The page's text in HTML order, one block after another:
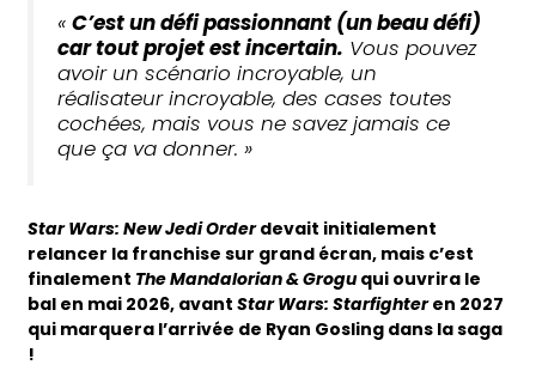
«C’est un défi passionnant (un beau défi)
car tout projet est incertain. Vous pouvez
avoir un scénario incroyable, un
réalisateur incroyable, des cases toutes
cochées, mais vous ne savez jamais ce
que ça va donner. »
Star Wars: New Jedi Orderdevait initialement
relancer la franchise sur grand écran, mais c’est
finalement The Mandalorian & Groguqui ouvrira le
bal en mai 2026, avantStar Wars: Starfighteren 2027
qui marquera l’arrivée de Ryan Gosling dans la saga
!